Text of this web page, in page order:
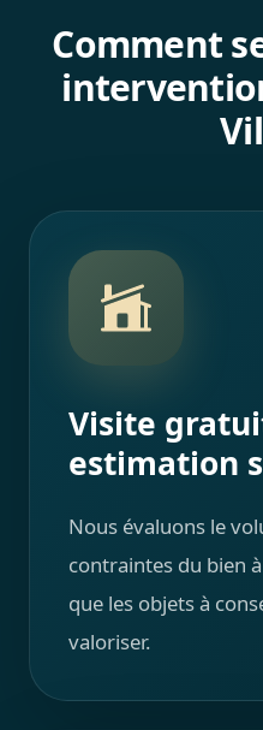
Comment
Visite
estimation
Nous évaluons le
contraintes du bien
que les objets à
valoriser.